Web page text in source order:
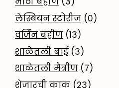
लेस्बियन स्टोरीज (0)
वर्जिन बहीण (13)
शाळेतली बाई(3)
शाळेतली मैत्रीण (7)
शेजारची काकू (23)